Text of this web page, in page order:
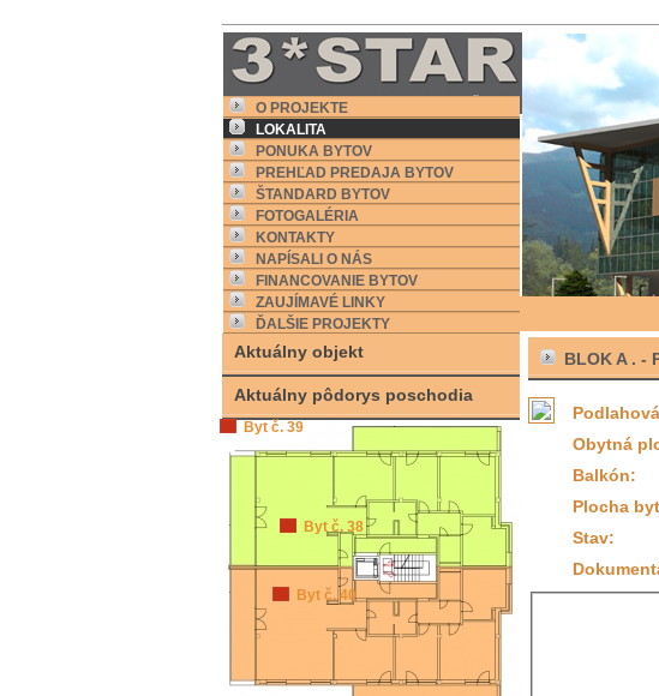
O PROJEKTE
LOKALITA
PONUKA BYTOV
PREHĽAD PREDAJA BYTOV
ŠTANDARD BYTOV
FOTOGALÉRIA
KONTAKTY
NAPÍSALI O NÁS
FINANCOVANIE BYTOV
ZAUJÍMAVÉ LINKY
ĎALŠIE PROJEKTY
Aktuálny objekt
Aktuálny pôdorys poschodia
.
Byt č. 38
Byt č. 39
Byt č. 40
BLOK A . -
Obytná
Balkón:
Plocha
Stav: